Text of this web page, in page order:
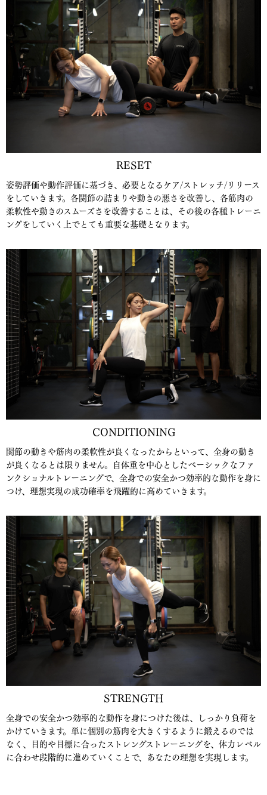
RESET
姿勢評価や動作評価に基づき、必要となるケア/ストレッチ/リリース
をしていきます。各関節の詰まりや動きの悪さを改善し、各筋肉の
柔軟性や動きのスムーズさを改善することは、その後の各種トレーニ
ングをしていく上でとても重要な基礎となります。
CONDITIONING
関節の動きや筋肉の柔軟性が良くなったからといって、全身の動き
が良くなるとは限りません。自体重を中心としたベーシックなファ
ンクショナルトレーニングで、全身での安全かつ効率的な動作を身に
つけ、理想実現の成功確率を飛躍的に高めていきます。
STRENGTH
全身での安全かつ効率的な動作を身につけた後は、しっかり負荷を
かけていきます。単に個別の筋肉を大きくするように鍛えるのでは
なく、目的や目標に合ったストレングストレーニングを、体力レベル
に合わせ段階的に進めていくことで、あなたの理想を実現します。